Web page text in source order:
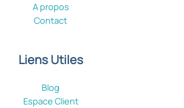
A propos
Contact
Liens Utiles
Blog
Espace Client